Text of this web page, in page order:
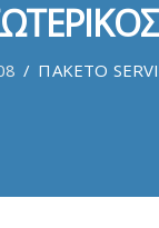
/ ΠΑΚΕΤΟ